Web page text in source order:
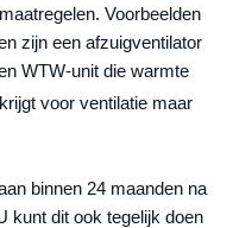
Voorbeelden
zijn een afzuigventilator
WTW-unit die warmte
voor ventilatie maar
binnen 24 maanden na
kunt dit ook tegelijk doen